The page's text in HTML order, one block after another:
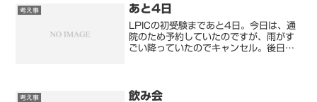
考え事 あと4日
LPICの初受験まであと4日。今日は、通
院のため予約していたのですが、雨がす
ごい降っていたのでキャンセル。後日に
を受けた時に、いろい...
考え事 飲み会